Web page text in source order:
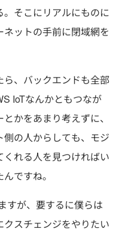
そこにリアルにものに
ットの手前に閉域網を
、バックエンドも全部
IoTなんかともつなが
かをあまり考えずに、
の人からしても、モジ
れる人を見つければい
ですね。
すが、要するに僕らは
スチェンジをやりたい